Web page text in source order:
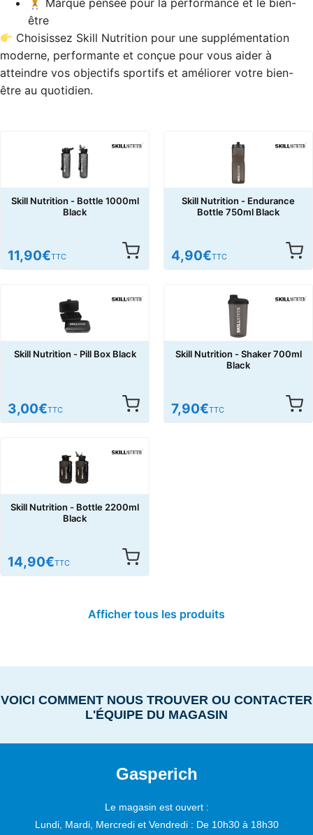
🏋️ Marque pensée pour la performance et le bien-
être
Choisissez Skill Nutrition pour une supplémentation
moderne, performante et conçue pour vous aider à
atteindre vos objectifs sportifs et améliorer votre bien-
être au quotidien.
Skill Nutrition - Bottle 1000ml
Black
11,90€TTC
Skill Nutrition - Endurance
Bottle 750ml Black
4,90€TTC
Skill Nutrition - Pill Box Black
3,00€TTC
Skill Nutrition - Shaker 700ml
Black
7,90€TTC
Skill Nutrition - Bottle 2200ml
Black
14,90€TTC
Afficher tous les produits
VOICI COMMENT NOUS TROUVER OU CONTACTER
L'ÉQUIPE DU MAGASIN
Gasperich
Le magasin est ouvert :
Lundi, Mardi, Mercredi et Vendredi : De 10h30 à 18h30